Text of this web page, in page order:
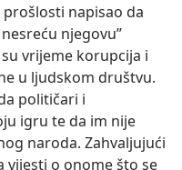
prošlosti napisao da
njegovu”
vrijeme korupcija i
u ljudskom društvu.
političari i
igru te da im nije
naroda. Zahvaljujući
o onome što se